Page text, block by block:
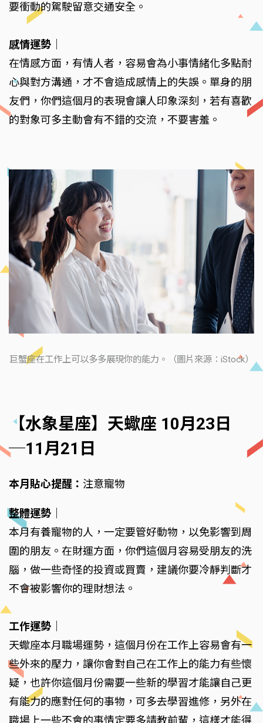
要衝動的駕駛留意交通安全。
感情運勢
在情感方面，有情人者，容易會為小事情緒化多點耐
心與對方溝通，才不會造成感情上的失誤。單身的朋
友們，你們這個月的表現會讓人印象深刻，若有喜歡
的對象可多主動會有不錯的交流，不要害羞。
巨蟹座在工作上可以多多展現你的能力。（圖片來源：iStock）
【水象星座】天蠍座 10月23日
─11月21日
本月貼心提醒： 注意寵物
整體運勢
本月有養寵物的人，一定要管好動物，以免影響到周
圍的朋友。在財運方面，你們這個月容易受朋友的洗
腦，做一些奇怪的投資或買賣，建議你要冷靜判斷才
不會被影響你的理財想法。
工作運勢
天蠍座本月職場運勢，這個月份在工作上容易會有一
些外來的壓力，讓你會對自己在工作上的能力有些懷
疑，也許你這個月份需要一些新的學習才能讓自己更
有能力的應對任何的事物，可多去學習進修，另外在
職場上一些不會的事情定要多請教前輩，這樣才能得